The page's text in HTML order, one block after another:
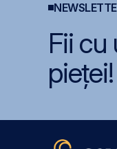
Fii cu
pieței!